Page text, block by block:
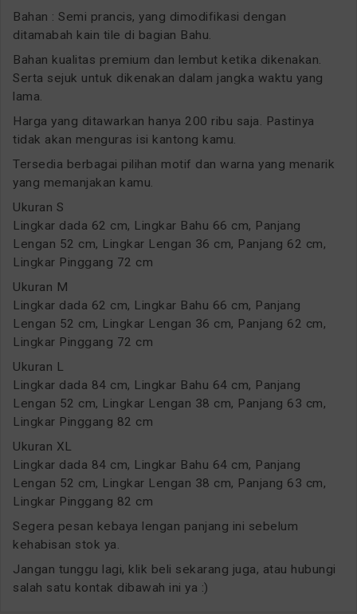
Bahan : Semi prancis, yang dimodifikasi dengan
ditamabah kain tile di bagian Bahu.
Bahan kualitas premium dan lembut ketika dikenakan.
Serta sejuk untuk dikenakan dalam jangka waktu yang
lama.
Harga yang ditawarkan hanya 200 ribu saja. Pastinya
tidak akan menguras isi kantong kamu.
Tersedia berbagai pilihan motif dan warna yang menarik
yang memanjakan kamu.
Ukuran S
Lingkar dada 62 cm, Lingkar Bahu 66 cm, Panjang
Lengan 52 cm, Lingkar Lengan 36 cm, Panjang 62 cm,
Lingkar Pinggang 72 cm
Ukuran M
Lingkar dada 62 cm, Lingkar Bahu 66 cm, Panjang
Lengan 52 cm, Lingkar Lengan 36 cm, Panjang 62 cm,
Lingkar Pinggang 72 cm
Ukuran L
Lingkar dada 84 cm, Lingkar Bahu 64 cm, Panjang
Lengan 52 cm, Lingkar Lengan 38 cm, Panjang 63 cm,
Lingkar Pinggang 82 cm
Ukuran XL
Lingkar dada 84 cm, Lingkar Bahu 64 cm, Panjang
Lengan 52 cm, Lingkar Lengan 38 cm, Panjang 63 cm,
Lingkar Pinggang 82 cm
Segera pesan kebaya lengan panjang ini sebelum
kehabisan stok ya.
Jangan tunggu lagi, klik beli sekarang juga, atau hubungi
salah satu kontak dibawah ini ya :)